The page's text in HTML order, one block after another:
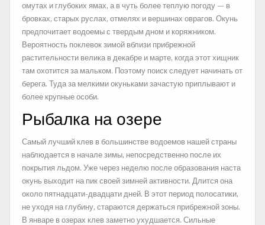
омутах и глубоких ямах, а в чуть более теплую погоду — в
бровках, старых руслах, отмелях и вершинах оврагов. Окунь
предпочитает водоемы с твердым дном и коряжником.
Вероятность поклевок зимой вблизи прибрежной
растительности велика в декабре и марте, когда этот хищник
там охотится за мальком. Поэтому поиск следует начинать от
берега. Туда за мелкими окуньками зачастую приплывают и
более крупные особи.
Рыбалка на озере
Самый лучший клев в большинстве водоемов нашей страны
наблюдается в начале зимы, непосредственно после их
покрытия льдом. Уже через неделю после образования наста
окунь выходит на пик своей зимней активности. Длится она
около пятнадцати-двадцати дней. В этот период полосатики,
не уходя на глубину, стараются держаться прибрежной зоны.
В январе в озерах клев заметно ухудшается. Сильные